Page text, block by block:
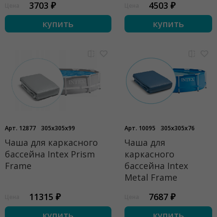
3703 ₽
купить
4503 ₽
купить
Арт. 12877 305x305x99
Чаша для каркасного
бассейна Intex Prism
Frame
11315 ₽
Арт. 10095 305x305x76
Чаша для
каркасного
бассейна Intex
Metal Frame
7687 ₽